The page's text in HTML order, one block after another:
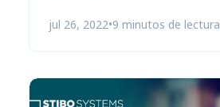
jul 26, 2022•9 minutos de lectura